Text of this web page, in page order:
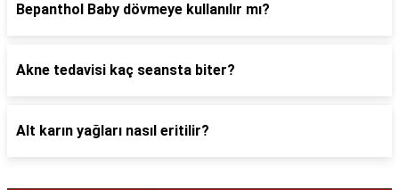
Bepanthol Baby dövmeye kullanılır mı?
Akne tedavisi kaç seansta biter?
Alt karın yağları nasıl eritilir?